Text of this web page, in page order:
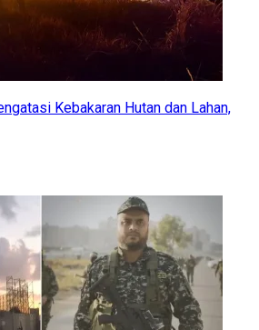
Kebakaran Hutan dan Lahan,